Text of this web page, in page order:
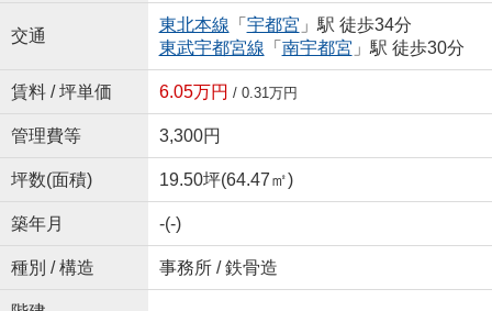
交通
東北本線 「 宇都宮 」駅 徒歩34分
東武宇都宮線 「 南宇都宮 」駅 徒歩30分
賃料 / 坪単価 6.05万円 / 0.31万円
管理費等 3,300円
坪数(面積) 19.50坪(64.47㎡)
築年月 -(-)
種別 / 構造 事務所 / 鉄骨造